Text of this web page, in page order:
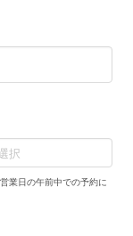
業日の午前中での予約に